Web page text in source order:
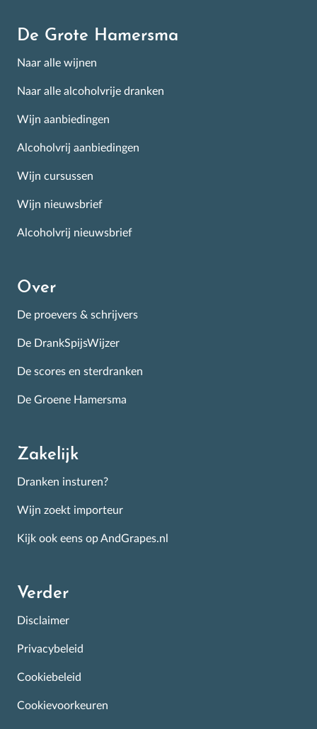
De Grote Hamersma
Naar alle wijnen
Naar alle alcoholvrije dranken
Wijn aanbiedingen
Alcoholvrij aanbiedingen
Wijn cursussen
Wijn nieuwsbrief
Alcoholvrij nieuwsbrief
Over
De proevers & schrijvers
De DrankSpijsWijzer
De scores en sterdranken
De Groene Hamersma
Zakelijk
Dranken insturen?
Wijn zoekt importeur
Kijk ook eens op AndGrapes.nl
Verder
Disclaimer
Privacybeleid
Cookiebeleid
Cookievoorkeuren